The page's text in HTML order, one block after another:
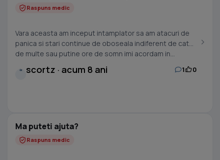
Raspuns medic
Vara aceasta am inceput intamplator sa am atacuri de
panica si stari continue de oboseala indiferent de cat
de multe sau putine ore de somn imi acordam in...
S scortz · acum 8 ani 1 0
Ma puteti ajuta?
Raspuns medic